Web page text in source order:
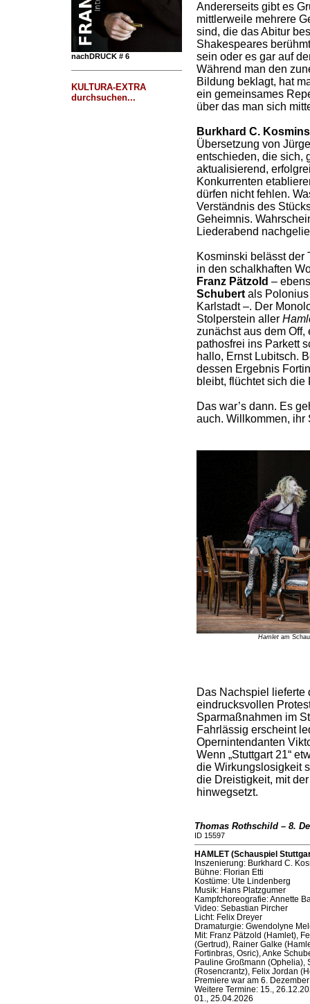
nachDRUCK # 6
KULTURA-EXTRA
durchsuchen...
Andererseits gibt es
mittlerweile mehrere
sind, die das Abitur
Shakespeares
sein oder es gar auf
Während man den
Bildung beklagt, hat
ein gemeinsames
über das man sich
Burkhard C.
Übersetzung von
entschieden, die sich,
aktualisierend,
Konkurrenten
dürfen nicht fehlen.
Verständnis des
Geheimnis.
Liederabend
Kosminski belässt der
in den schalkhaften
Franz Pätzold –
Schubertals Polonius
Karlstadt –. Der
Stolperstein aller
zunächst aus dem
pathosfrei ins Parkett
hallo, Ernst Lubitsch.
dessen Ergebnis
bleibt, flüchtet sich
Das war’s dann. Es
auch. Willkommen, ihr
Hamlet am
Das Nachspiel lieferte
eindrucksvollen
Sparmaßnahmen im
Fahrlässig erscheint
Opernintendanten
Wenn „Stuttgart 21“
die Wirkungslosigkeit
die Dreistigkeit, mit
hinwegsetzt.
Thomas Rothschild – 8.
ID 15597
HAMLET (Schauspiel
Inszenierung: Burkhard C.
Bühne: Florian Etti
Kostüme: Ute Lindenberg
Musik: Hans Platzgumer
Kampfchoreografie: Annette
Video: Sebastian Pircher
Licht: Felix Dreyer
Dramaturgie: Gwendolyne
Mit: Franz Pätzold (Hamlet),
(Gertrud), Rainer Galke
Fortinbras, Osric), Anke
Pauline Großmann (Ophelia),
(Rosencrantz), Felix Jordan
Premiere war am 6.
Weitere Termine: 15.,
01., 25.04.2026